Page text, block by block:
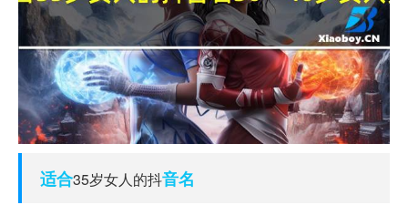
适合35岁女人的抖音名